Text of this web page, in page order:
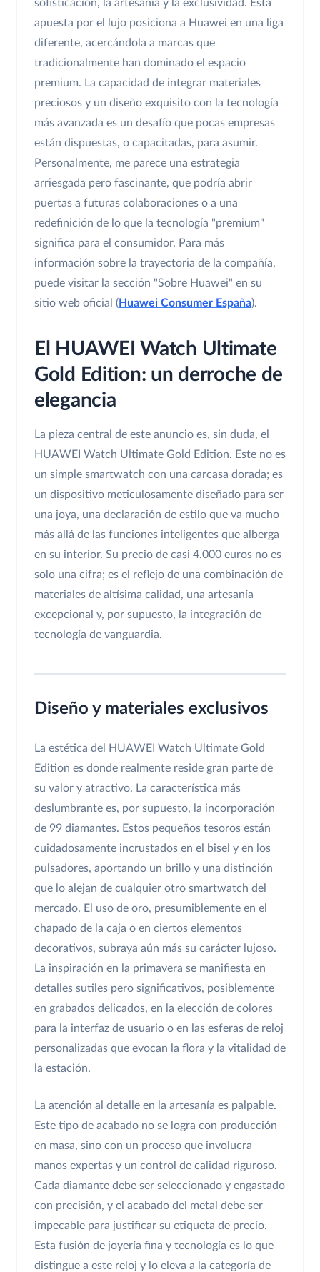
sofisticación, la artesanía y la exclusividad. Esta
apuesta por el lujo posiciona a Huawei en una liga
diferente, acercándola a marcas que
tradicionalmente han dominado el espacio
premium. La capacidad de integrar materiales
preciosos y un diseño exquisito con la tecnología
más avanzada es un desafío que pocas empresas
están dispuestas, o capacitadas, para asumir.
Personalmente, me parece una estrategia
arriesgada pero fascinante, que podría abrir
puertas a futuras colaboraciones o a una
redefinición de lo que la tecnología "premium"
significa para el consumidor. Para más
información sobre la trayectoria de la compañía,
puede visitar la sección "Sobre Huawei" en su
sitio web oficial (Huawei Consumer España).
El HUAWEI Watch Ultimate
Gold Edition: un derroche de
elegancia
La pieza central de este anuncio es, sin duda, el
HUAWEI Watch Ultimate Gold Edition. Este no es
un simple smartwatch con una carcasa dorada; es
un dispositivo meticulosamente diseñado para ser
una joya, una declaración de estilo que va mucho
más allá de las funciones inteligentes que alberga
en su interior. Su precio de casi 4.000 euros no es
solo una cifra; es el reflejo de una combinación de
materiales de altísima calidad, una artesanía
excepcional y, por supuesto, la integración de
tecnología de vanguardia.
Diseño y materiales exclusivos
La estética del HUAWEI Watch Ultimate Gold
Edition es donde realmente reside gran parte de
su valor y atractivo. La característica más
deslumbrante es, por supuesto, la incorporación
de 99 diamantes. Estos pequeños tesoros están
cuidadosamente incrustados en el bisel y en los
pulsadores, aportando un brillo y una distinción
que lo alejan de cualquier otro smartwatch del
mercado. El uso de oro, presumiblemente en el
chapado de la caja o en ciertos elementos
decorativos, subraya aún más su carácter lujoso.
La inspiración en la primavera se manifiesta en
detalles sutiles pero significativos, posiblemente
en grabados delicados, en la elección de colores
para la interfaz de usuario o en las esferas de reloj
personalizadas que evocan la flora y la vitalidad de
la estación.
La atención al detalle en la artesanía es palpable.
Este tipo de acabado no se logra con producción
en masa, sino con un proceso que involucra
manos expertas y un control de calidad riguroso.
Cada diamante debe ser seleccionado y engastado
con precisión, y el acabado del metal debe ser
impecable para justificar su etiqueta de precio.
Esta fusión de joyería fina y tecnología es lo que
distingue a este reloj y lo eleva a la categoría de